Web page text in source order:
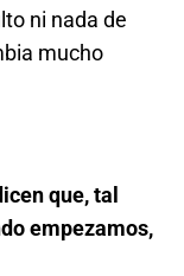
ni nada de
mucho
que, tal
empezamos,